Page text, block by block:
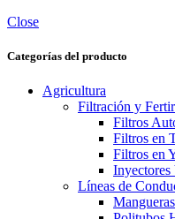
Close
Categorías del producto
Agricultura
Filtración y
Filtros
Filtros en
Filtros en
Inyectores
Líneas de